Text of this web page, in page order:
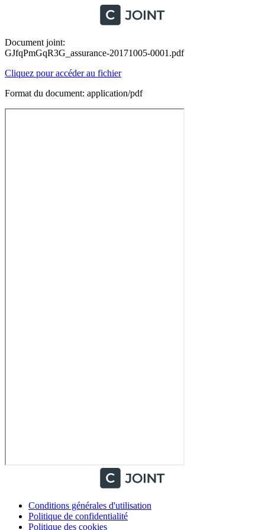
Document joint:
GJfqPmGqR3G_assurance-20171005-0001.pdf
Cliquez pour accéder au fichier
Format du document: application/pdf
Conditions générales d'utilisation
Politique de confidentialité
Politique des cookies